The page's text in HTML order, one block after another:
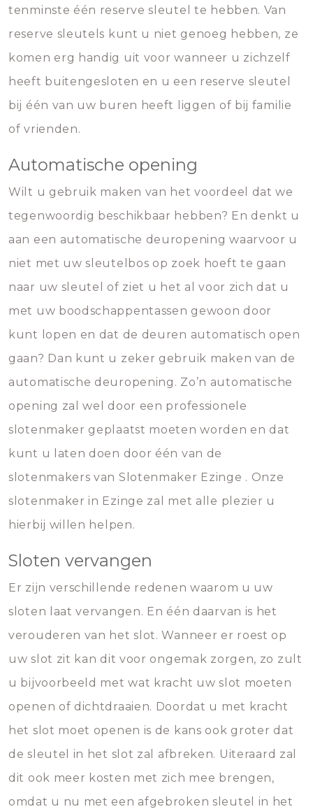
tenminste één reserve sleutel te hebben. Van
reserve sleutels kunt u niet genoeg hebben, ze
komen erg handig uit voor wanneer u zichzelf
heeft buitengesloten en u een reserve sleutel
bij één van uw buren heeft liggen of bij familie
of vrienden.
Automatische opening
Wilt u gebruik maken van het voordeel dat we
tegenwoordig beschikbaar hebben? En denkt u
aan een automatische deuropening waarvoor u
niet met uw sleutelbos op zoek hoeft te gaan
naar uw sleutel of ziet u het al voor zich dat u
met uw boodschappentassen gewoon door
kunt lopen en dat de deuren automatisch open
gaan? Dan kunt u zeker gebruik maken van de
automatische deuropening. Zo’n automatische
opening zal wel door een professionele
slotenmaker geplaatst moeten worden en dat
kunt u laten doen door één van de
slotenmakers van Slotenmaker Ezinge . Onze
slotenmaker in Ezinge zal met alle plezier u
hierbij willen helpen.
Sloten vervangen
Er zijn verschillende redenen waarom u uw
sloten laat vervangen. En één daarvan is het
verouderen van het slot. Wanneer er roest op
uw slot zit kan dit voor ongemak zorgen, zo zult
u bijvoorbeeld met wat kracht uw slot moeten
openen of dichtdraaien. Doordat u met kracht
het slot moet openen is de kans ook groter dat
de sleutel in het slot zal afbreken. Uiteraard zal
dit ook meer kosten met zich mee brengen,
omdat u nu met een afgebroken sleutel in het